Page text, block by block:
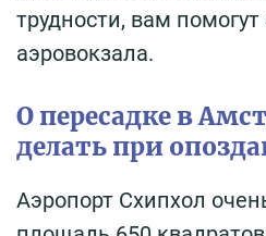
трудности, вам помогут
аэровокзала.
О пересадке в
делать при
Аэропорт Схипхол